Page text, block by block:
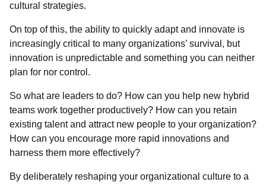
cultural strategies.
On top of this, the ability to quickly adapt and innovate is
increasingly critical to many organizations’ survival, but
innovation is unpredictable and something you can neither
plan for nor control.
So what are leaders to do? How can you help new hybrid
teams work together productively? How can you retain
existing talent and attract new people to your organization?
How can you encourage more rapid innovations and
harness them more effectively?
By deliberately reshaping your organizational culture to a